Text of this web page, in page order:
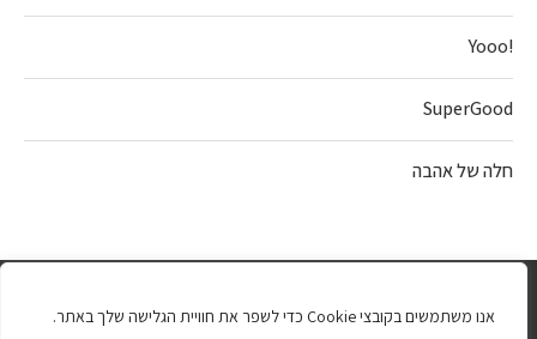
אנו משתמשים בקובצי Cookie כדי לשפר את חוויית הגלישה שלך באתר.
!Yooo
SuperGood
חלה של אהבה